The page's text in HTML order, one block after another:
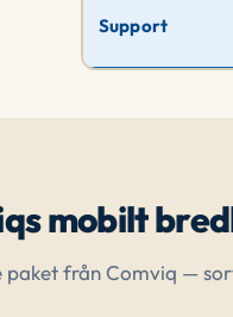
Support
mobilt
paket från Comviq —